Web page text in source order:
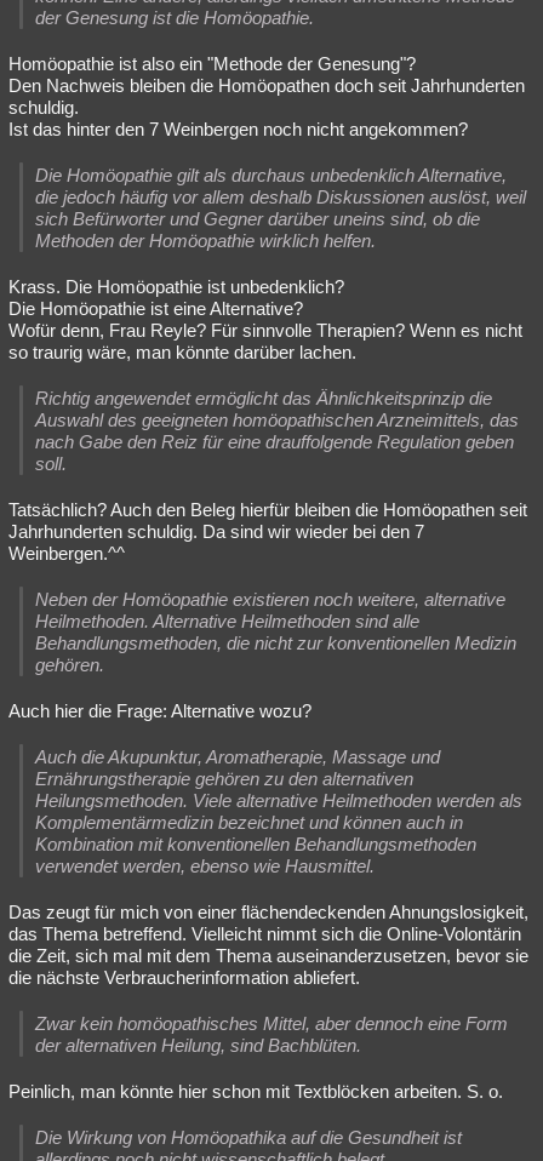
der Genesung ist die Homöopathie.
Homöopathie ist also ein "Methode der Genesung"?
Den Nachweis bleiben die Homöopathen doch seit Jahrhunderten
schuldig.
Ist das hinter den 7 Weinbergen noch nicht angekommen?
Die Homöopathie gilt als durchaus unbedenklich Alternative,
die jedoch häufig vor allem deshalb Diskussionen auslöst, weil
sich Befürworter und Gegner darüber uneins sind, ob die
Methoden der Homöopathie wirklich helfen.
Krass. Die Homöopathie ist unbedenklich?
Die Homöopathie ist eine Alternative?
Wofür denn, Frau Reyle? Für sinnvolle Therapien? Wenn es nicht
so traurig wäre, man könnte darüber lachen.
Richtig angewendet ermöglicht das Ähnlichkeitsprinzip die
Auswahl des geeigneten homöopathischen Arzneimittels, das
nach Gabe den Reiz für eine drauffolgende Regulation geben
soll.
Tatsächlich? Auch den Beleg hierfür bleiben die Homöopathen seit
Jahrhunderten schuldig. Da sind wir wieder bei den 7
Weinbergen.^^
Neben der Homöopathie existieren noch weitere, alternative
Heilmethoden. Alternative Heilmethoden sind alle
Behandlungsmethoden, die nicht zur konventionellen Medizin
gehören.
Auch hier die Frage: Alternative wozu?
Auch die Akupunktur, Aromatherapie, Massage und
Ernährungstherapie gehören zu den alternativen
Heilungsmethoden. Viele alternative Heilmethoden werden als
Komplementärmedizin bezeichnet und können auch in
Kombination mit konventionellen Behandlungsmethoden
verwendet werden, ebenso wie Hausmittel.
Das zeugt für mich von einer flächendeckenden Ahnungslosigkeit,
das Thema betreffend. Vielleicht nimmt sich die Online-Volontärin
die Zeit, sich mal mit dem Thema auseinanderzusetzen, bevor sie
die nächste Verbraucherinformation abliefert.
Zwar kein homöopathisches Mittel, aber dennoch eine Form
der alternativen Heilung, sind Bachblüten.
Peinlich, man könnte hier schon mit Textblöcken arbeiten. S. o.
Die Wirkung von Homöopathika auf die Gesundheit ist